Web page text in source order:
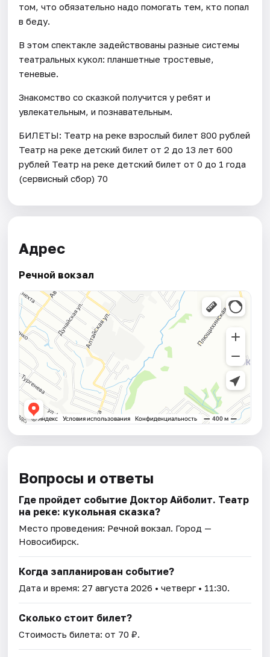
том, что обязательно надо помогать тем, кто попал
в беду.
В этом спектакле задействованы разные системы
театральных кукол: планшетные тростевые,
теневые.
Знакомство со сказкой получится у ре6ят и
увлекательным, и познавательным.
БИЛЕТЫ: Театр на реке взрослый билет 800 рублей
Театр на реке детский билет от 2 до 13 лет 600
рублей Театр на реке детский билет от 0 до 1 года
(сервисный сбор) 70
Адрес
Речной вокзал
Вопросы и ответы
Где пройдет событие Доктор Айболит. Театр
на реке: кукольная сказка?
Место проведения: Речной вокзал. Город —
Новосибирск.
Когда запланирован событие?
Дата и время:27 августа 2026 • четверг • 11:30.
Сколько стоит билет?
Стоимость билета: от 70 ₽.